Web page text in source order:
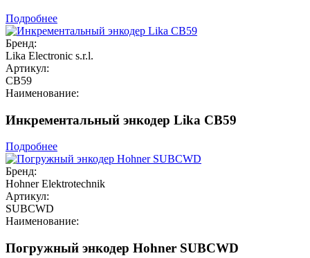
Подробнее
Бренд:
Lika Electronic s.r.l.
Артикул:
CB59
Наименование:
Инкрементальный энкодер Lika CB59
Подробнее
Бренд:
Hohner Elektrotechnik
Артикул:
SUBCWD
Наименование:
Погружный энкодер Hohner SUBCWD